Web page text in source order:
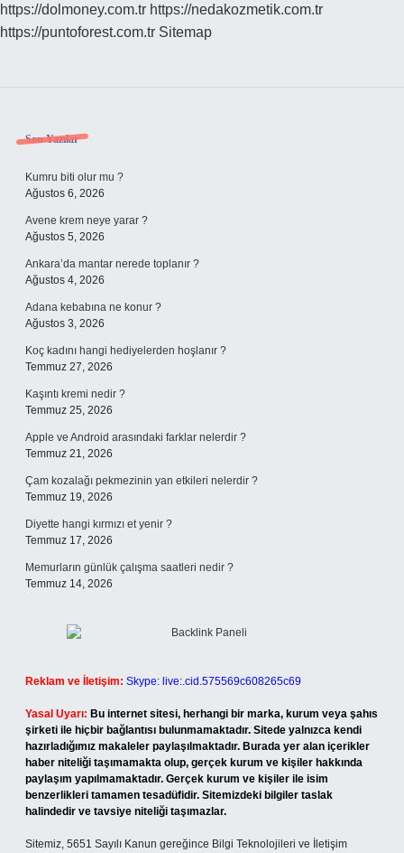
https://dolmoney.com.tr https://nedakozmetik.com.tr
https://puntoforest.com.tr Sitemap
Sidebar
Son Yazılar
Kumru biti olur mu ?
Ağustos 6, 2026
Avene krem neye yarar ?
Ağustos 5, 2026
Ankara’da mantar nerede toplanır ?
Ağustos 4, 2026
Adana kebabına ne konur ?
Ağustos 3, 2026
Koç kadını hangi hediyelerden hoşlanır ?
Temmuz 27, 2026
Kaşıntı kremi nedir ?
Temmuz 25, 2026
Apple ve Android arasındaki farklar nelerdir ?
Temmuz 21, 2026
Çam kozalağı pekmezinin yan etkileri nelerdir ?
Temmuz 19, 2026
Diyette hangi kırmızı et yenir ?
Temmuz 17, 2026
Memurların günlük çalışma saatleri nedir ?
Temmuz 14, 2026
Reklam ve İletişim: Skype: live:.cid.575569c608265c69
Yasal Uyarı: Bu internet sitesi, herhangi bir marka, kurum veya şahıs
şirketi ile hiçbir bağlantısı bulunmamaktadır. Sitede yalnızca kendi
hazırladığımız makaleler paylaşılmaktadır. Burada yer alan içerikler
haber niteliği taşımamakta olup, gerçek kurum ve kişiler hakkında
paylaşım yapılmamaktadır. Gerçek kurum ve kişiler ile isim
benzerlikleri tamamen tesadüfidir. Sitemizdeki bilgiler taslak
halindedir ve tavsiye niteliği taşımazlar.
Sitemiz, 5651 Sayılı Kanun gereğince Bilgi Teknolojileri ve İletişim